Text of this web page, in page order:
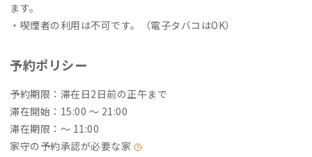
ます。
・喫煙者の利用は不可です。（電子タバコはOK）
予約ポリシー
予約期限：滞在日2日前の正午まで
滞在開始：15:00 〜 21:00
滞在期限：〜 11:00
家守の予約承認が必要な家